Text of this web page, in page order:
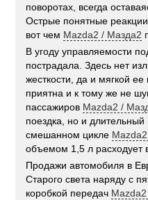
поворотах, всегда
Острые понятные
вот чем Mazda2 / Мазда2
В угоду управляемости
пострадала. Здесь нет
жесткости, да и мягкой
приятна и к тому же не
пассажиров Mazda2 /
поездка, но и длительный
смешанном цикле
объемом 1,5 л расходует
Продажи автомобиля в
Старого света наряду с
коробкой передач